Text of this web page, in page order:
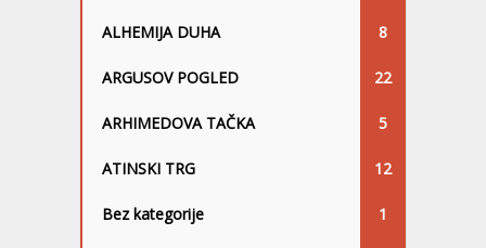
ALHEMIJA DUHA 8
ARGUSOV POGLED 22
ARHIMEDOVA TAČKA 5
ATINSKI TRG 12
Bez kategorije 1